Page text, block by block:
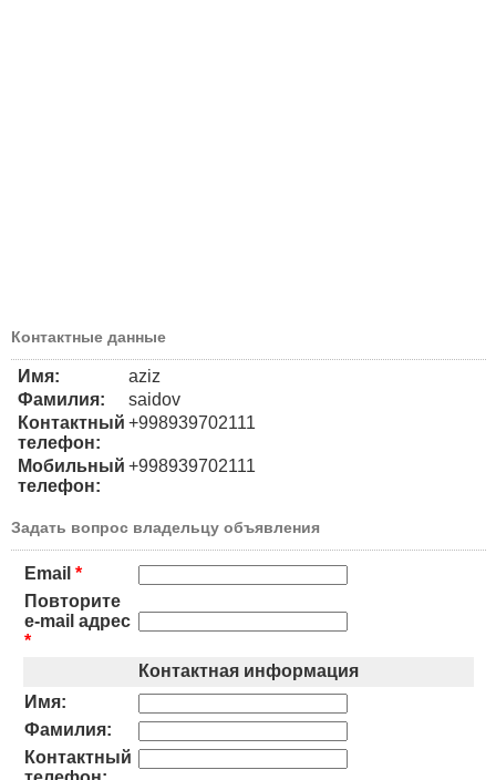
Контактные данные
Имя:
aziz
Фамилия:
saidov
Контактный
телефон:
+998939702111
Мобильный
телефон:
+998939702111
Задать вопрос владельцу объявления
Email *
Повторите
e-mail адрес
*
Контактная информация
Имя:
Фамилия:
Контактный